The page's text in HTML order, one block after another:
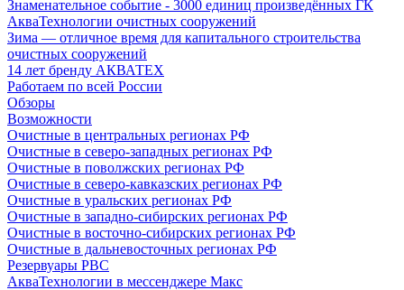
Знаменательное событие - 3000 единиц произведённых ГК
АкваТехнологии очистных сооружений
Зима — отличное время для капитального строительства
очистных сооружений
14 лет бренду АКВАТЕХ
Работаем по всей России
Обзоры
Возможности
Очистные в центральных регионах РФ
Очистные в северо-западных регионах РФ
Очистные в поволжских регионах РФ
Очистные в северо-кавказских регионах РФ
Очистные в уральских регионах РФ
Очистные в западно-сибирских регионах РФ
Очистные в восточно-сибирских регионах РФ
Очистные в дальневосточных регионах РФ
Резервуары РВС
АкваТехнологии в мессенджере Макс